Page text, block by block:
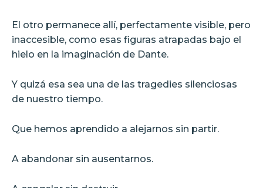
El otro permanece allí, perfectamente visible, pero
inaccesible, como esas figuras atrapadas bajo el
hielo en la imaginación de Dante.
Y quizá esa sea una de las tragedies silenciosas
de nuestro tiempo.
Que hemos aprendido a alejarnos sin partir.
A abandonar sin ausentarnos.